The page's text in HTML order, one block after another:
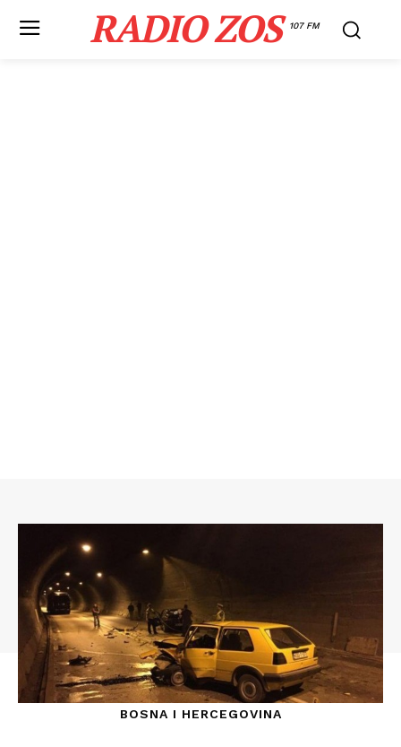
RADIO ZOS 107 FM
BOSNA I HERCEGOVINA